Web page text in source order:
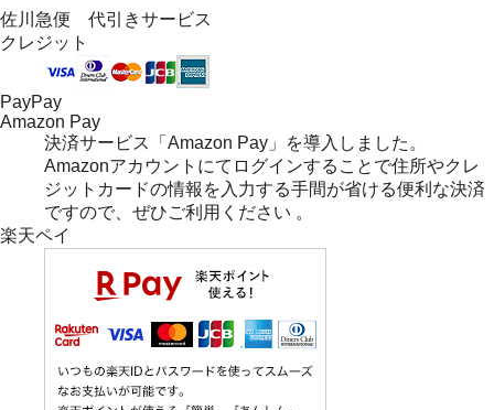
佐川急便 代引きサービス
クレジット
PayPay
Amazon Pay
決済サービス「Amazon Pay」を導入しました。
Amazonアカウントにてログインすることで住所やクレ
ジットカードの情報を入力する手間が省ける便利な決済
ですので、ぜひご利用ください 。
楽天ペイ